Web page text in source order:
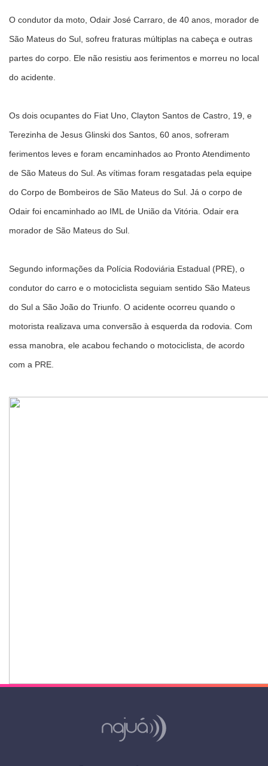
O condutor da moto, Odair José Carraro, de 40 anos, morador de
São Mateus do Sul, sofreu fraturas múltiplas na cabeça e outras
partes do corpo. Ele não resistiu aos ferimentos e morreu no local
do acidente.
Os dois ocupantes do Fiat Uno, Clayton Santos de Castro, 19, e
Terezinha de Jesus Glinski dos Santos, 60 anos, sofreram
ferimentos leves e foram encaminhados ao Pronto Atendimento
de São Mateus do Sul. As vítimas foram resgatadas pela equipe
do Corpo de Bombeiros de São Mateus do Sul. Já o corpo de
Odair foi encaminhado ao IML de União da Vitória. Odair era
morador de São Mateus do Sul.
Segundo informações da Polícia Rodoviária Estadual (PRE), o
condutor do carro e o motociclista seguiam sentido São Mateus
do Sul a São João do Triunfo. O acidente ocorreu quando o
motorista realizava uma conversão à esquerda da rodovia. Com
essa manobra, ele acabou fechando o motociclista, de acordo
com a PRE.